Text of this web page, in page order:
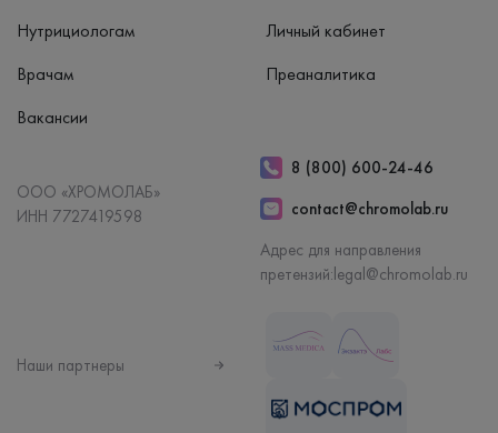
Нутрициологам
Врачам
Вакансии
Личный кабинет
Преаналитика
ООО «ХРОМОЛАБ»
ИНН 7727419598
8 (800) 600-24-46
contact@chromolab.ru
Адрес для направления
претензий:legal@chromolab.ru
Наши партнеры